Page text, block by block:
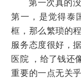
第一次真的没
第一，是觉得泰
框，那么繁琐的
服务态度很好，
医院 ，给了钱还
重要的一点无关